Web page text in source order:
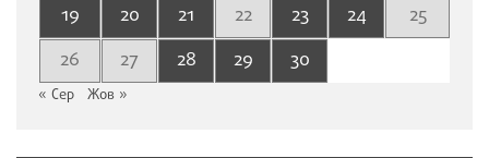
19
20 21 22 23 24
25
26
27 28 29 30
« Сер Жов »